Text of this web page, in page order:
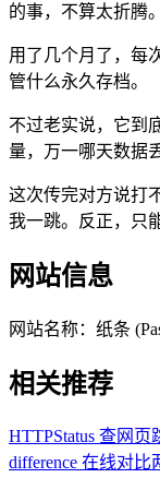
的事，不算太折腾。
用了几个月了，每
管什么永久存档。
不过老实说，它到
量，万一哪天数据
这次传完对方说打
我一跳。反正，只
网站信息
网站名称： 纸条
相关推荐
HTTPStatus 查网页
difference 在线对比